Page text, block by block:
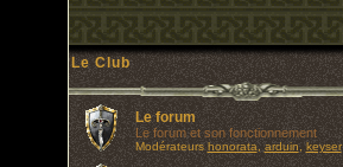
Le Club
Le forum
Le forum et son fonctionnement
Modérateurs honorata ,arduin ,keyser